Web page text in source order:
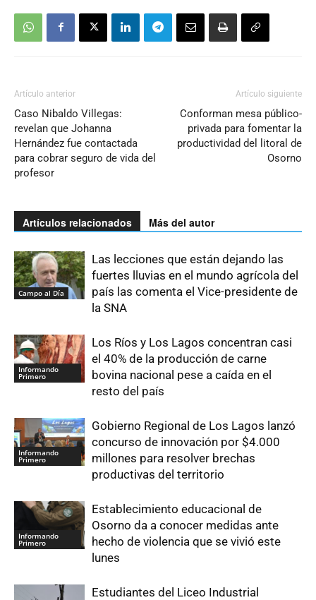
Artículo anterior
Caso Nibaldo Villegas:
revelan que Johanna
Hernández fue contactada
para cobrar seguro de vida del
profesor
Artículo siguiente
Conforman mesa público-
privada para fomentar la
productividad del litoral de
Osorno
Artículos relacionados Más del autor
Campo al Día
Las lecciones que están dejando las
fuertes lluvias en el mundo agrícola del
país las comenta el Vice-presidente de
la SNA
Informando
Primero
Los Ríos y Los Lagos concentran casi
el 40% de la producción de carne
bovina nacional pese a caída en el
resto del país
Informando
Primero
Gobierno Regional de Los Lagos lanzó
concurso de innovación por $4.000
millones para resolver brechas
productivas del territorio
Informando
Primero
Establecimiento educacional de
Osorno da a conocer medidas ante
hecho de violencia que se vivió este
lunes
Estudiantes del Liceo Industrial